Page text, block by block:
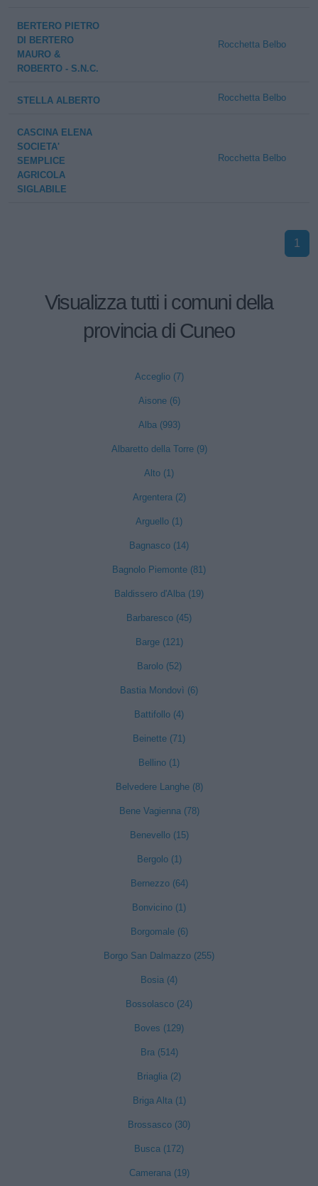
BERTERO PIETRO
DI BERTERO
MAURO &
ROBERTO - S.N.C.
Rocchetta Belbo
STELLA ALBERTO Rocchetta Belbo
CASCINA ELENA
SOCIETA'
SEMPLICE
AGRICOLA
SIGLABILE
Rocchetta Belbo
1
Visualizza tutti i comuni della
provincia di Cuneo
Acceglio (7)
Aisone (6)
Alba (993)
Albaretto della Torre (9)
Alto (1)
Argentera (2)
Arguello (1)
Bagnasco (14)
Bagnolo Piemonte (81)
Baldissero d'Alba (19)
Barbaresco (45)
Barge (121)
Barolo (52)
Bastia Mondovì (6)
Battifollo (4)
Beinette (71)
Bellino (1)
Belvedere Langhe (8)
Bene Vagienna (78)
Benevello (15)
Bergolo (1)
Bernezzo (64)
Bonvicino (1)
Borgomale (6)
Borgo San Dalmazzo (255)
Bosia (4)
Bossolasco (24)
Boves (129)
Bra (514)
Briaglia (2)
Briga Alta (1)
Brossasco (30)
Busca (172)
Camerana (19)